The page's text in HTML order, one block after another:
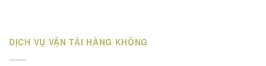
DỊCH VỤ VẬN TẢI HÀNG KHÔNG